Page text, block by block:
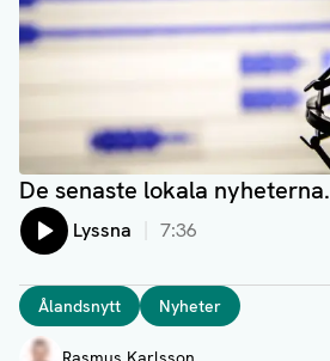
De senaste lokala nyheterna.
Lyssna 7:36
Taggar
Ålandsnytt Nyheter
Författare